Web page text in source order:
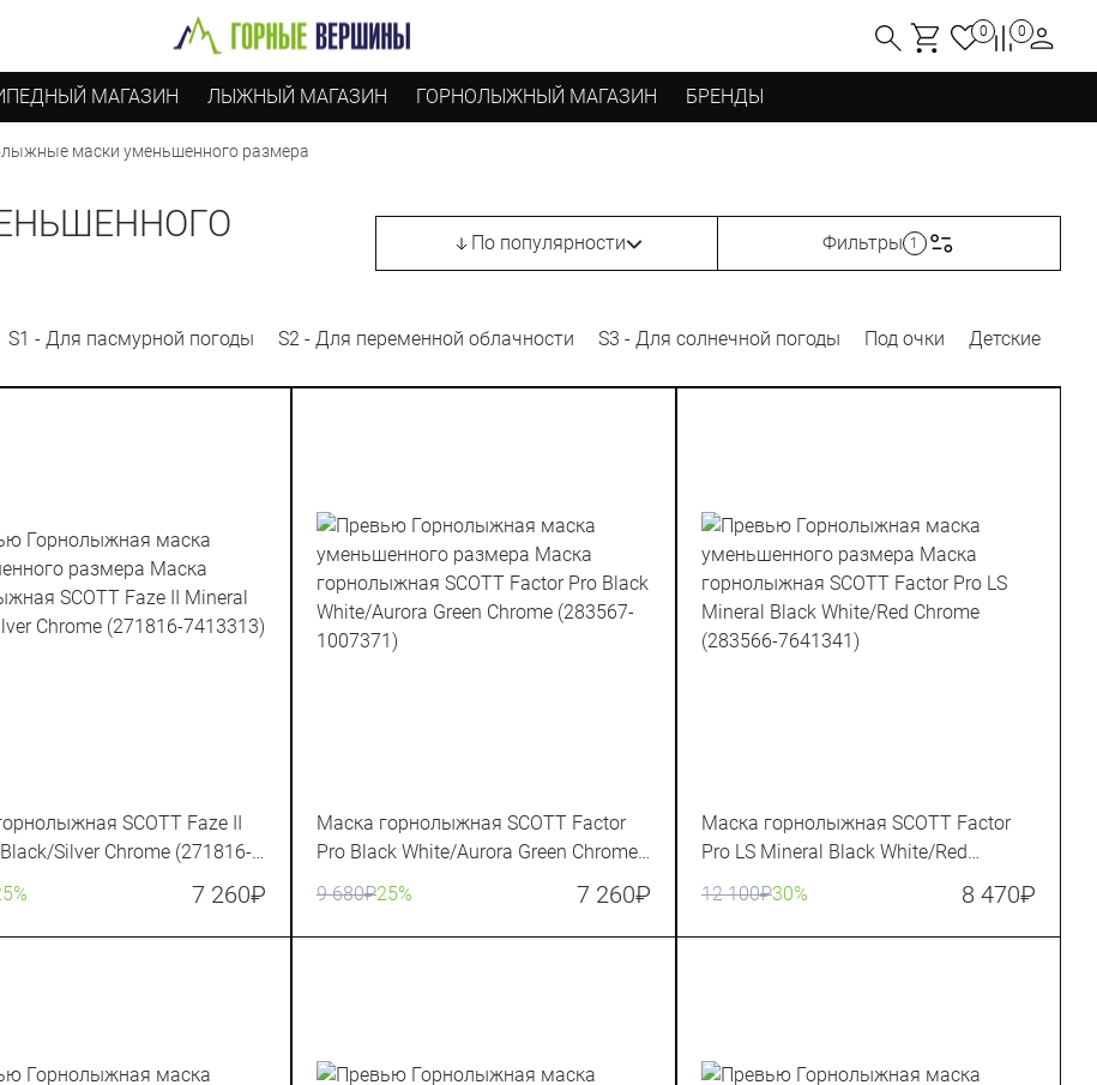
0 0
МАГАЗИН ЛЫЖНЫЙ МАГАЗИН ГОРНОЛЫЖНЫЙ МАГАЗИН БРЕНДЫ
маски уменьшенного размера
По популярности Фильтры 1
S1 - Для пасмурной погоды S2 - Для переменной облачности S3 - Для солнечной погоды Под очки Детские
SCOTT Faze II
Silver Chrome (271816-
7 260₽
Маска горнолыжная SCOTT Factor
Pro Black White/Aurora Green Chrome
(283567-1007371)
9 680₽25% 7 260₽
Маска горнолыжная SCOTT Factor
Pro LS Mineral Black White/Red
Chrome (283566-7641341)
12 100₽30% 8 470₽